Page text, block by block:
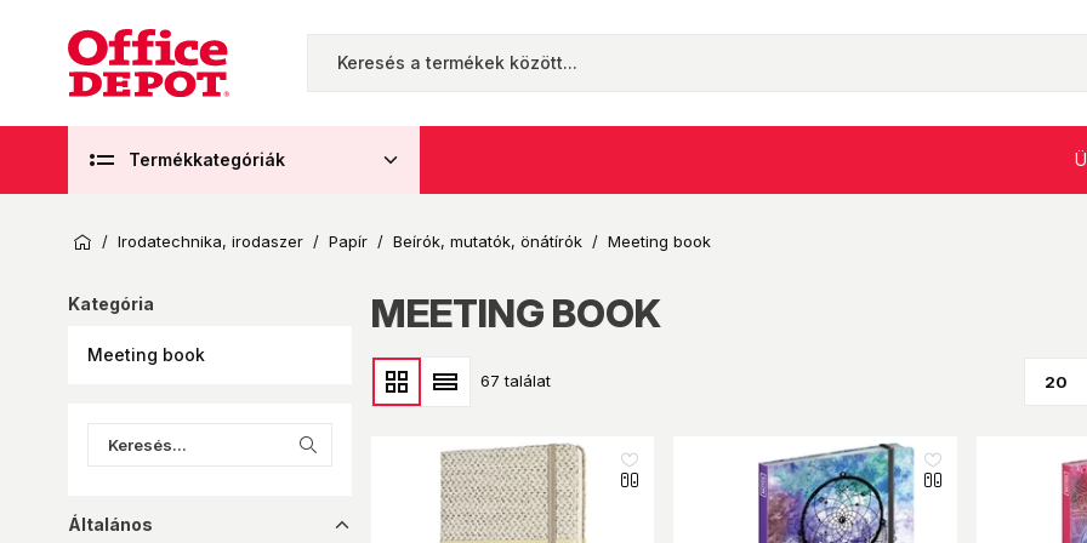
Termékkategóriák
/ Irodatechnika, irodaszer / Papír / Beírók, mutatók, önátírók / Meeting book
MEETING BOOK
67 találat
like_16 like_16
Kategória
Meeting book
Általános dropup_16